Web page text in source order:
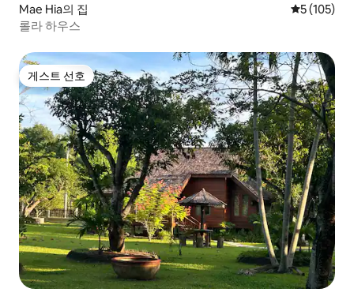
Mae Hia의 집 평점 5점(5
5 (105)
롤라 하우스
게스트 선호
게스트 선호